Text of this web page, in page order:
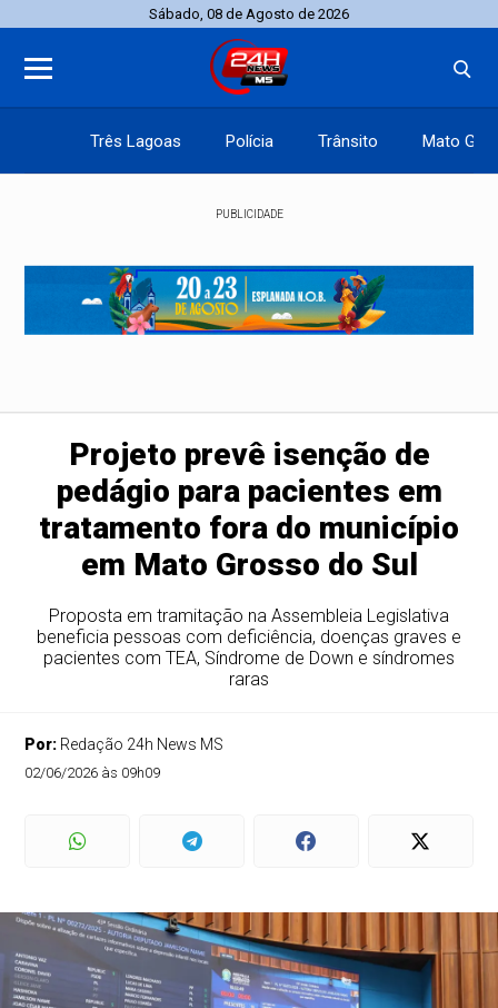
Sábado, 08 de Agosto de 2026
Três Lagoas Polícia Trânsito Mato
PUBLICIDADE
Projeto prevê isenção de
pedágio para pacientes em
tratamento fora do município
em Mato Grosso do Sul
Proposta em tramitação na Assembleia Legislativa
beneficia pessoas com deficiência, doenças graves e
pacientes com TEA, Síndrome de Down e síndromes
raras
Por: Redação 24h News MS
02/06/2026 às 09h09